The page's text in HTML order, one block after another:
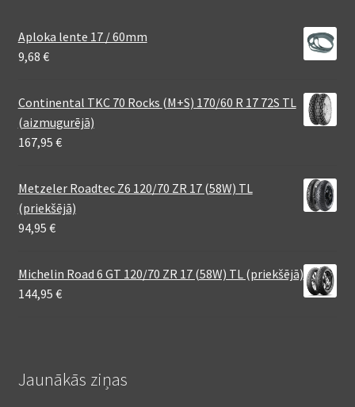
Aploka lente 17 / 60mm
9,68 €
Continental TKC 70 Rocks (M+S) 170/60 R 17 72S TL
(aizmugurējā)
167,95 €
Metzeler Roadtec Z6 120/70 ZR 17 (58W) TL
(priekšējā)
94,95 €
Michelin Road 6 GT 120/70 ZR 17 (58W) TL (priekšējā)
144,95 €
Jaunākās ziņas